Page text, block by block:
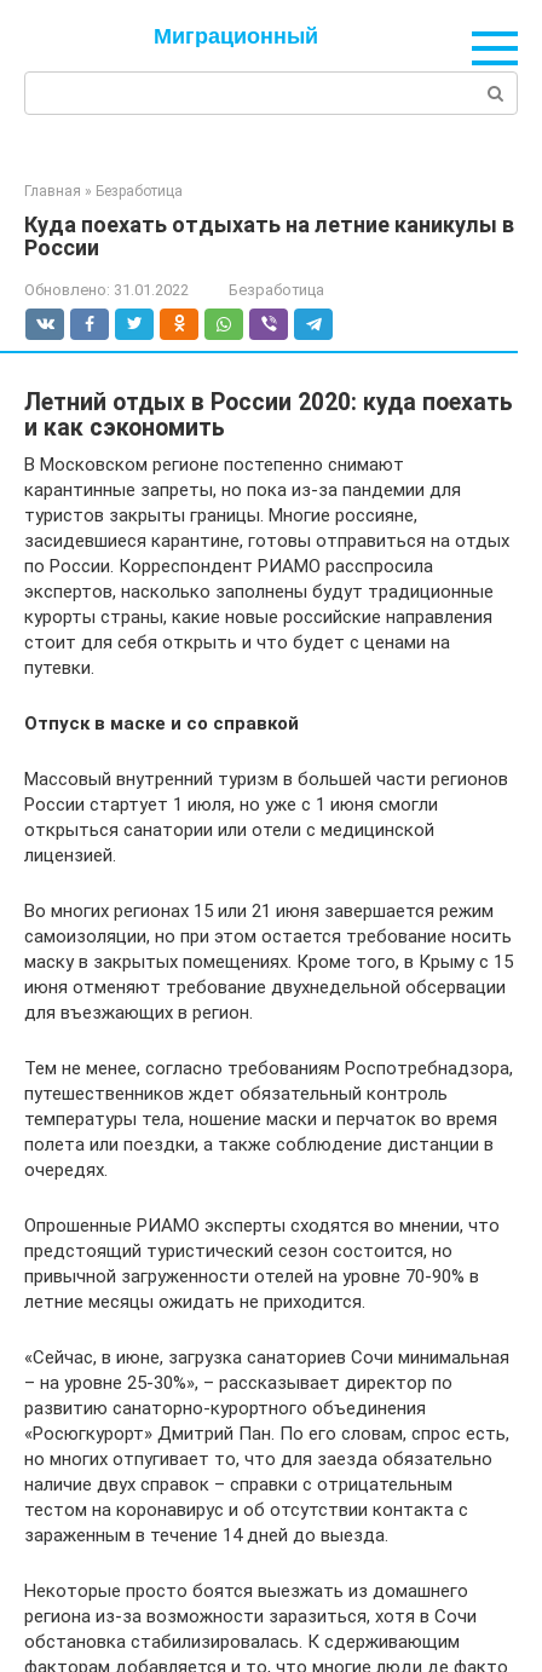
Миграционный
Главная » Безработица
Куда поехать отдыхать на летние каникулы в
России
Обновлено: 31.01.2022 Безработица
Летний отдых в России 2020: куда поехать
и как сэкономить
В Московском регионе постепенно снимают
карантинные запреты, но пока из-за пандемии для
туристов закрыты границы. Многие россияне,
засидевшиеся карантине, готовы отправиться на отдых
по России. Корреспондент РИАМО расспросила
экспертов, насколько заполнены будут традиционные
курорты страны, какие новые российские направления
стоит для себя открыть и что будет с ценами на
путевки.
Отпуск в маске и со справкой
Массовый внутренний туризм в большей части регионов
России стартует 1 июля, но уже с 1 июня смогли
открыться санатории или отели с медицинской
лицензией.
Во многих регионах 15 или 21 июня завершается режим
самоизоляции, но при этом остается требование носить
маску в закрытых помещениях. Кроме того, в Крыму с 15
июня отменяют требование двухнедельной обсервации
для въезжающих в регион.
Тем не менее, согласно требованиям Роспотребнадзора,
путешественников ждет обязательный контроль
температуры тела, ношение маски и перчаток во время
полета или поездки, а также соблюдение дистанции в
очередях.
Опрошенные РИАМО эксперты сходятся во мнении, что
предстоящий туристический сезон состоится, но
привычной загруженности отелей на уровне 70-90% в
летние месяцы ожидать не приходится.
«Сейчас, в июне, загрузка санаториев Сочи минимальная
– на уровне 25-30%», – рассказывает директор по
развитию санаторно-курортного объединения
«Росюгкурорт» Дмитрий Пан. По его словам, спрос есть,
но многих отпугивает то, что для заезда обязательно
наличие двух справок – справки с отрицательным
тестом на коронавирус и об отсутствии контакта с
зараженным в течение 14 дней до выезда.
Некоторые просто боятся выезжать из домашнего
региона из-за возможности заразиться, хотя в Сочи
обстановка стабилизировалась. К сдерживающим
факторам добавляется и то, что многие люди де факто